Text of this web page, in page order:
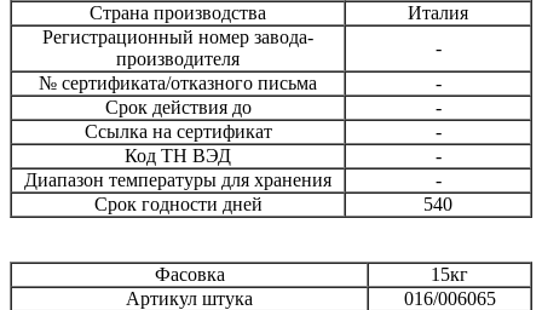
Страна производства
Италия
Регистрационный номер завода-
производителя
-
№ сертификата/отказного письма
-
Срок действия до
-
Ссылка на сертификат
-
Код ТН ВЭД
-
Диапазон температуры для хранения
-
Срок годности дней
540
Фасовка
15кг
Артикул штука
016/006065